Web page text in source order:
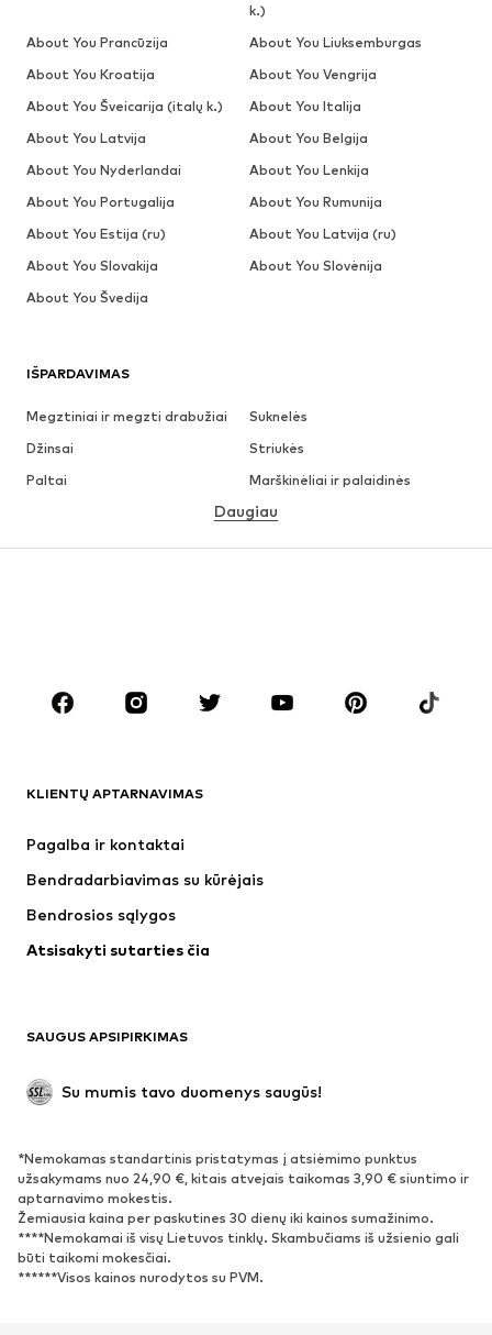
IŠPARDAVIMAS
Megztiniai ir megzti drabužiai
Suknelės
Džinsai
Striukės
Paltai
Marškinėliai ir palaidinės
Apatiniai
Aksesuarai
Premium
Naujienos
Marškinėliai ir palaidinės
Striukės
Megztiniai ir megzti drabužiai
Apatiniai
Paltai
Proginiai
Išskirtiniai
BATAI
Naujienos
Sportbačiai
Aulinukai
Batai su kulniukais
Auliniai batai
Daugiau
KLIENTŲ APTARNAVIMAS
Pagalba ir kontaktai
Bendradarbiavimas su kūrėjais
Bendrosios sąlygos
Atsisakyti sutarties čia
SAUGUS APSIPIRKIMAS
Su mumis tavo duomenys saugūs!
*Nemokamas standartinis pristatymas į atsiėmimo punktus
užsakymams nuo 24,90 €, kitais atvejais taikomas 3,90 € siuntimo ir
aptarnavimo mokestis.
Žemiausia kaina per paskutines 30 dienų iki kainos sumažinimo.
****Nemokamai iš visų Lietuvos tinklų. Skambučiams iš užsienio gali
būti taikomi mokesčiai.
******Visos kainos nurodytos su PVM.
k.)
About You Prancūzija
About You Liuksemburgas
About You Kroatija
About You Vengrija
About You Šveicarija (italų k.)
About You Italija
About You Latvija
About You Belgija
About You Nyderlandai
About You Lenkija
About You Portugalija
About You Rumunija
About You Estija (ru)
About You Latvija (ru)
About You Slovakija
About You Slovėnija
About You Švedija